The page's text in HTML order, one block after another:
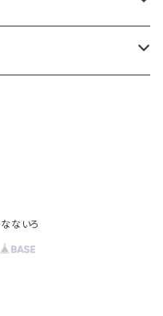
感謝を込めて
大切な友人へ
への贈り物
ないろ